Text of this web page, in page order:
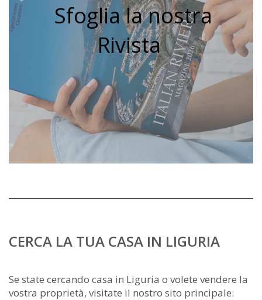
Sfoglia la nostra
Rivista
CERCA LA TUA CASA IN LIGURIA
Se state cercando casa in Liguria o volete vendere la
vostra proprietà, visitate il nostro sito principale: